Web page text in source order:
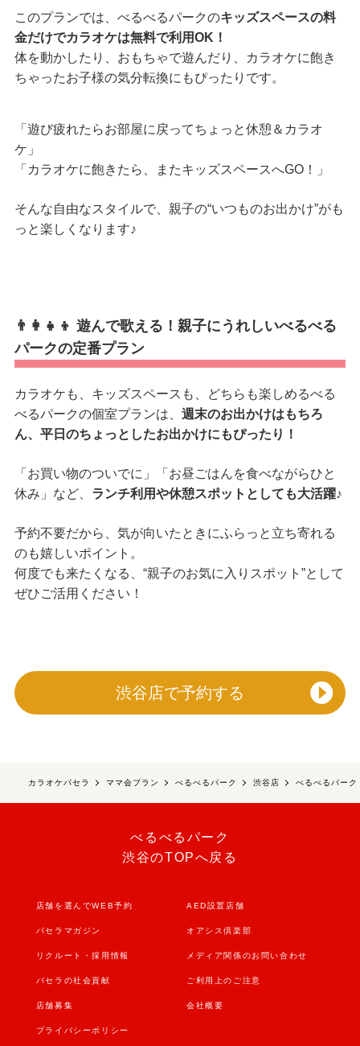
このプランでは、べるべるパークのキッズスペースの料
金だけでカラオケは無料で利用OK！
体を動かしたり、おもちゃで遊んだり、カラオケに飽き
ちゃったお子様の気分転換にもぴったりです。
「遊び疲れたらお部屋に戻ってちょっと休憩＆カラオ
ケ」
「カラオケに飽きたら、またキッズスペースへGO！」
そんな自由なスタイルで、親子の“いつものお出かけ”がも
っと楽しくなります♪
👨‍👩‍👧‍👦 遊んで歌える！親子にうれしいべるべる
パークの定番プラン
カラオケも、キッズスペースも、どちらも楽しめるべる
べるパークの個室プランは、 週末のお出かけはもちろ
ん、平日のちょっとしたお出かけにもぴったり！
「お買い物のついでに」「お昼ごはんを食べながらひと
休み」など、 ランチ利用や休憩スポットとしても大活躍♪
予約不要だから、気が向いたときにふらっと立ち寄れる
のも嬉しいポイント。
何度でも来たくなる、“親子のお気に入りスポット”として
ぜひご活用ください！
渋谷店で予約する
カラオケパセラ ママ会プラン べるべるパーク 渋谷店 べるべるパー
べるべるパーク
渋谷のTOPへ戻る
店舗を選んでWEB予約 AED設置店舗
パセラマガジン オアシス倶楽部
リクルート・採用情報 メディア関係のお問い合わせ
パセラの社会貢献 ご利用上のご注意
店舗募集 会社概要
プライバシーポリシー